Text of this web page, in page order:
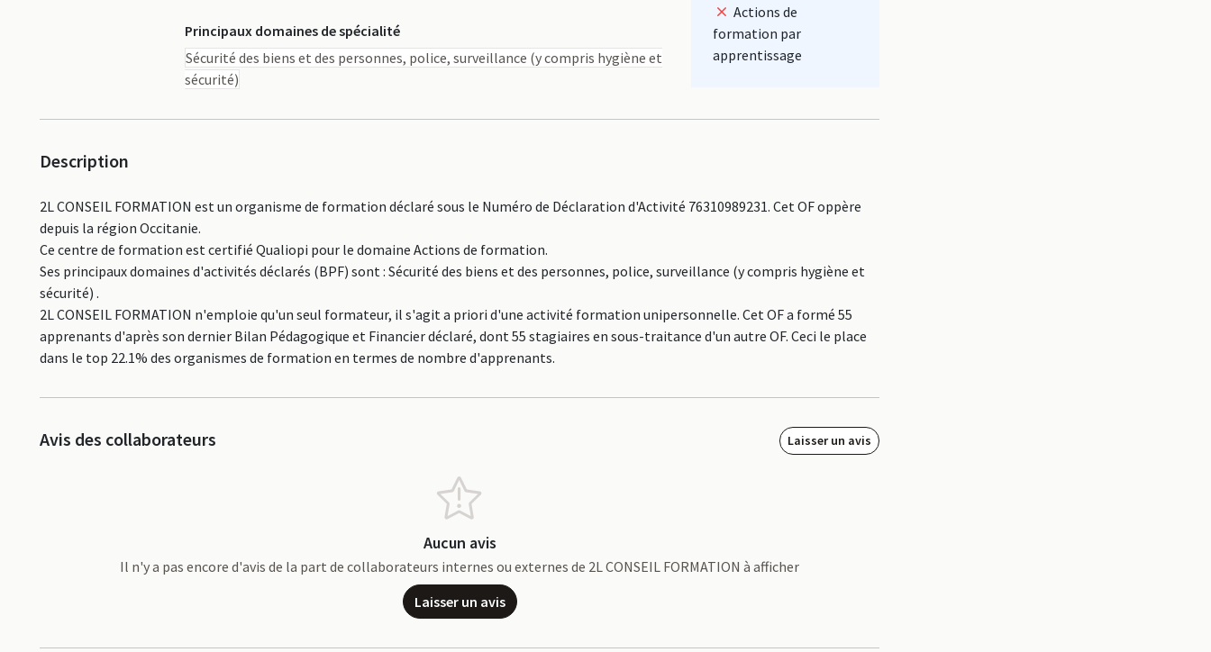
Principaux domaines de spécialité
Sécurité des biens et des personnes, police, surveillance (y compris hygiène et
sécurité)
Actions de
formation par
apprentissage
Description
2L CONSEIL FORMATION est un organisme de formation déclaré sous le Numéro de Déclaration d'Activité 76310989231. Cet OF oppère
depuis la région Occitanie.
Ce centre de formation est certifié Qualiopi pour le domaine Actions de formation.
Ses principaux domaines d'activités déclarés (BPF) sont : Sécurité des biens et des personnes, police, surveillance (y compris hygiène et
sécurité) .
2L CONSEIL FORMATION n'emploie qu'un seul formateur, il s'agit a priori d'une activité formation unipersonnelle. Cet OF a formé 55
apprenants d'après son dernier Bilan Pédagogique et Financier déclaré, dont 55 stagiaires en sous-traitance d'un autre OF. Ceci le place
dans le top 22.1% des organismes de formation en termes de nombre d'apprenants.
Avis des collaborateurs Laisser un avis
Aucun avis
Il n'y a pas encore d'avis de la part de collaborateurs internes ou externes de 2L CONSEIL FORMATION à afficher
Laisser un avis